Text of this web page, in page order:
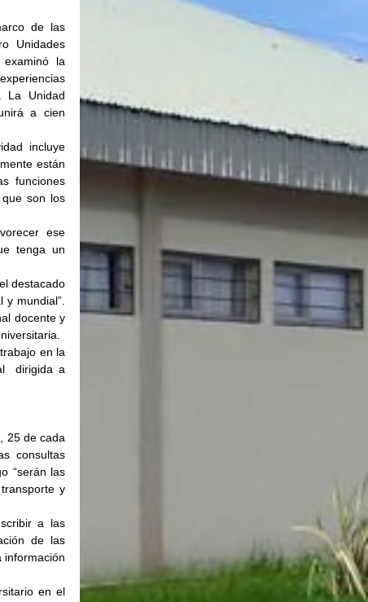
de las
Unidades
la
La Unidad
a cien
incluye
están
funciones
son los
ese
tenga un
destacado
mundial”.
docente y
en la
dirigida a
25 de cada
consultas
“serán las
y
a las
de las
información
en el